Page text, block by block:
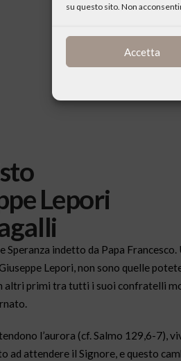
su questo sito. Non
Accetta
Lepori
Speranza indetto da Papa
Lepori, non sono quelle
altri primi tra tutti i suoi confratelli
l’aurora (cf. Salmo 129,6-7),
ad attendere il Signore, e questo